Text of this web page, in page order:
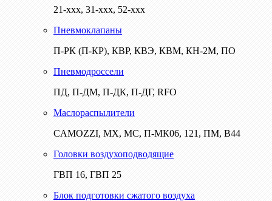
21-ххх, 31-ххх, 52-ххх
Пневмоклапаны
П-РК (П-КР), КВР, КВЭ, КВМ, КН-2М, ПО
Пневмодроссели
ПД, П-ДМ, П-ДК, П-ДГ, RFO
Маслораспылители
CAMOZZI, МХ, МС, П-МК06, 121, ПМ, В44
Головки воздухоподводящие
ГВП 16, ГВП 25
Блок подготовки сжатого воздуха